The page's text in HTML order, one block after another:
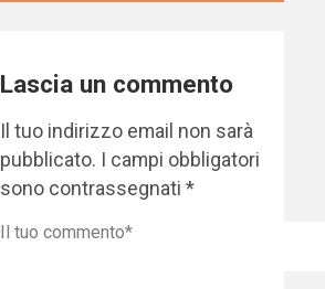
Lascia un commento
Il tuo indirizzo email non sarà
pubblicato. I campi obbligatori
sono contrassegnati*